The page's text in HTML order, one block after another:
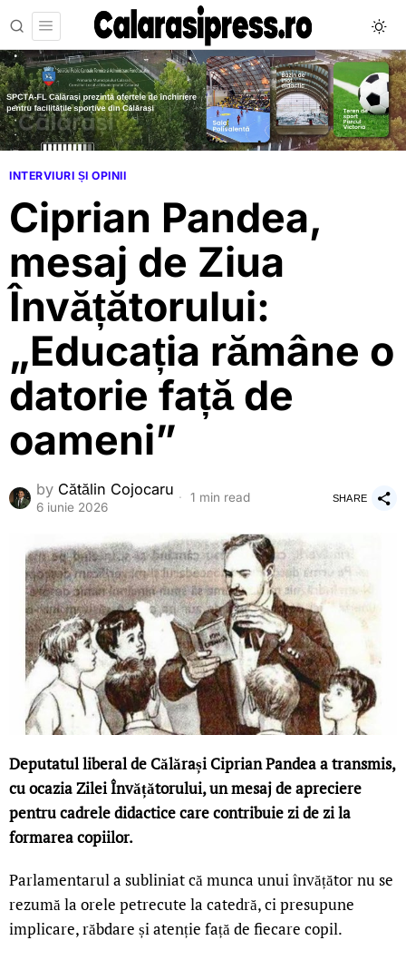
INTERVIURI ȘI OPINII
Ciprian Pandea,
mesaj de Ziua
Învățătorului:
„Educația rămâne o
datorie față de
oameni”
by Cătălin Cojocaru
6 iunie 2026
1 min read SHARE
Deputatul liberal de Călărași Ciprian Pandea a transmis,
cu ocazia Zilei Învățătorului, un mesaj de apreciere
pentru cadrele didactice care contribuie zi de zi la
formarea copiilor.
Parlamentarul a subliniat că munca unui învățător nu se
rezumă la orele petrecute la catedră, ci presupune
implicare, răbdare și atenție față de fiecare copil.